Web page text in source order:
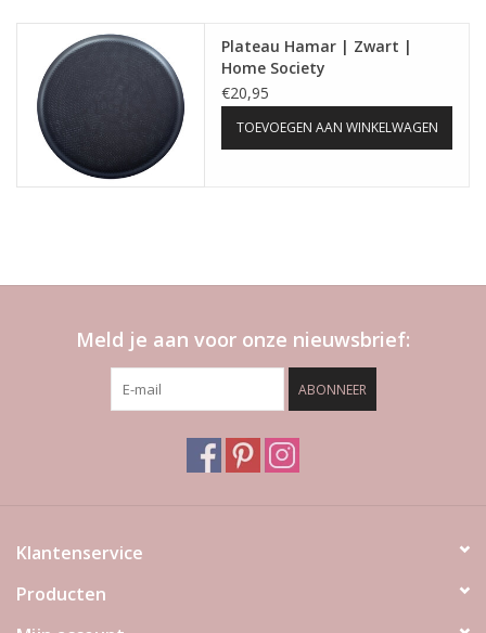
Plateau Hamar | Zwart |
Home Society
€20,95
TOEVOEGEN AAN WINKELWAGEN
Meld je aan voor onze nieuwsbrief:
ABONNEER
Klantenservice
Producten